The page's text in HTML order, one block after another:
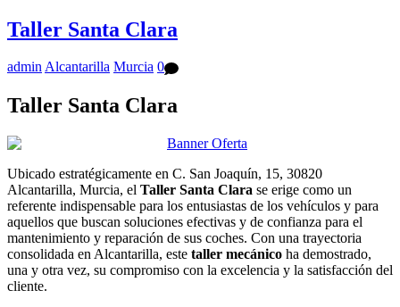
Taller Santa Clara
adminAlcantarilla Murcia 0
Taller Santa Clara
Ubicado estratégicamente en C. San Joaquín, 15, 30820
Alcantarilla, Murcia, el Taller Santa Clara se erige como un
referente indispensable para los entusiastas de los vehículos y para
aquellos que buscan soluciones efectivas y de confianza para el
mantenimiento y reparación de sus coches. Con una trayectoria
consolidada en Alcantarilla, este taller mecánico ha demostrado,
una y otra vez, su compromiso con la excelencia y la satisfacción del
cliente.